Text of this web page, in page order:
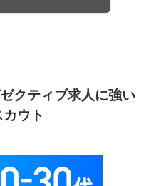
クティブ求人に強い
ウト